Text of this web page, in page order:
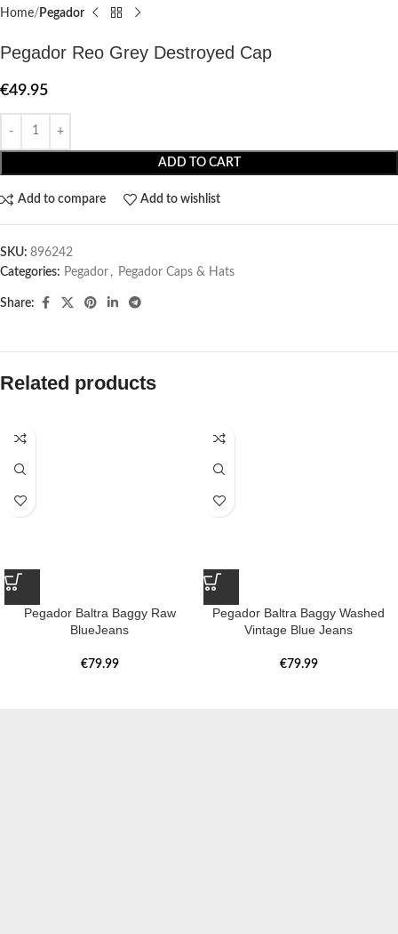
Home Pegador​
Pegador Reo Grey Destroyed Cap
€49.95
ADD TO CART
Add to compare Add to wishlist
SKU: 896242
Categories: Pegador​ , Pegador Caps & Hats
Share:
Related products
Pegador Baltra Baggy Raw
BlueJeans
€79.99
Pegador Baltra Baggy Washed
Vintage Blue Jeans
€79.99